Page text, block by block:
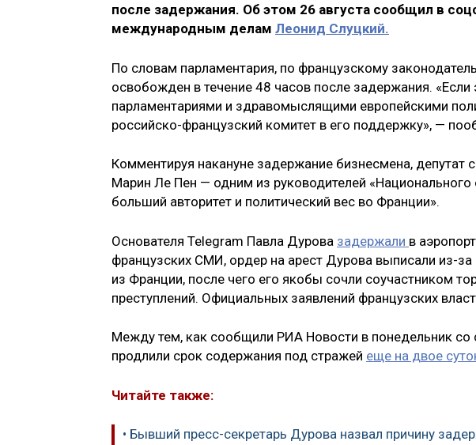
после задержания. Об этом 26 августа сообщил в
международным делам Леонид Слуцкий.
По словам парламентария, по французскому
освобожден в течение 48 часов после задержания.
парламентариями и здравомыслящими европейскими
российско-французский комитет в его поддержку», —
Комментируя накануне задержание бизнесмена, депутат
Марин Ле Пен — одним из руководителей
больший авторитет и политический вес во Франции».
Основателя Telegram Павла Дурова задержали в
французских СМИ, ордер на арест Дурова выписали из-за
из Франции, после чего его якобы сочли соучастником
преступлений. Официальных заявлений французских
Между тем, как сообщили РИА Новости в понедельник
продлили срок содержания под стражей еще на двое
Читайте также:
• Бывший пресс-секретарь Дурова назвал причину